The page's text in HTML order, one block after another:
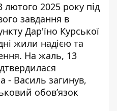
лютого 2025 року під
завдання в
Дар'їно Курської
жили надією та
На жаль, 13
- Василь загинув,
обов’язок